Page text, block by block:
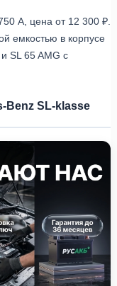
А, цена от 12 300 ₽.
емкостью в корпусе
SL 65 AMG с
Benz SL-klasse